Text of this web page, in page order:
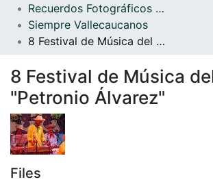
Recuerdos Fotográficos Vallecaucanos
Siempre Vallecaucanos
8 Festival de Música del Pacífico "Petronio Álvarez"
8 Festival de Música
"Petronio Álvarez"
Files